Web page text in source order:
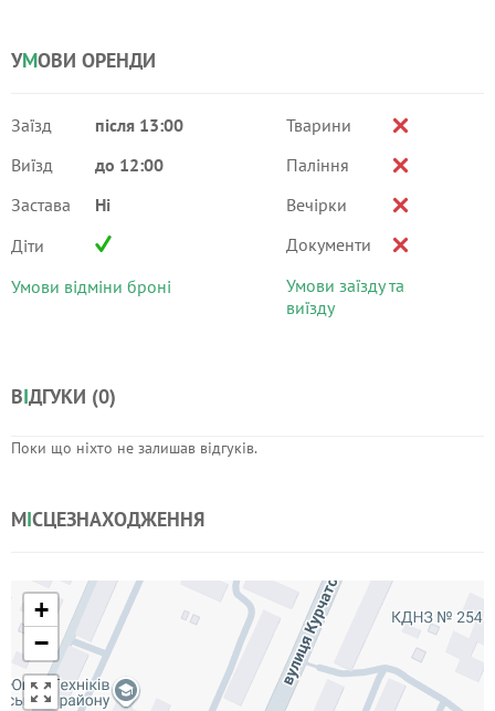
УМОВИ ОРЕНДИ
Заїзд
після 13:00
Виїзд
до 12:00
Застава
Ні
Діти
Умови відміни броні
Тварини
Паління
Вечірки
Документи
Умови заїзду та
виїзду
ВІДГУКИ (0)
Поки що ніхто не залишав відгуків.
МІСЦЕЗНАХОДЖЕННЯ
+
−